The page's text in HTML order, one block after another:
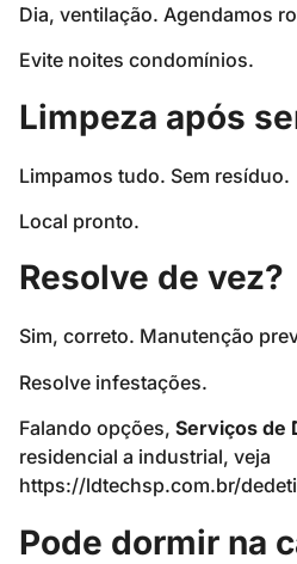
Dia, ventilação. Agendamos
Evite noites condomínios.
Limpeza após
Limpamos tudo. Sem resíduo.
Local pronto.
Resolve de vez?
Sim, correto. Manutenção
Resolve infestações.
Falando opções, Serviços de
residencial a industrial, veja
https://ldtechsp.com.br/
Pode dormir na